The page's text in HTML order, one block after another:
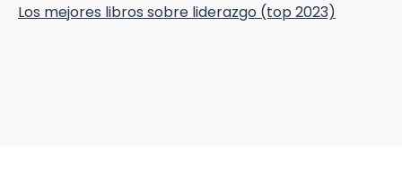
Los mejores libros sobre liderazgo (top 2023)